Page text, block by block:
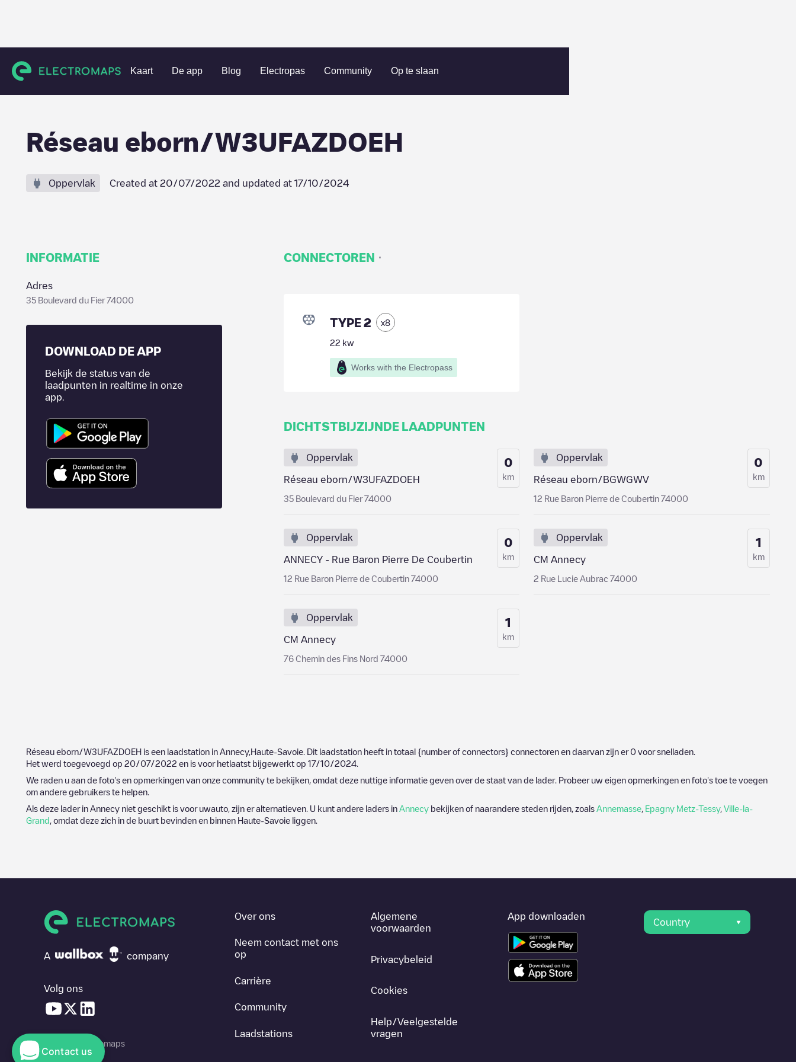
Kaart De app Blog Electropas Community Op te slaan
Charging stations Frankrijk Haute-Savoie Annecy Réseau eborn/W3UFAZDOEH
Réseau eborn/W3UFAZDOEH
Oppervlak Created at 20/07/2022 and updated at 17/10/2024
INFORMATIE
Adres
35 Boulevard du Fier 74000
DOWNLOAD DE APP
Bekijk de status van de
laadpunten in realtime in onze
app.
CONNECTOREN ·
TYPE 2 x8
22 kw
Works with the Electropass
DICHTSTBIJZIJNDE LAADPUNTEN
Oppervlak
Réseau eborn/W3UFAZDOEH
35 Boulevard du Fier 74000
0
km
Oppervlak
Réseau eborn/BGWGWV
12 Rue Baron Pierre de Coubertin 74000
0
km
Oppervlak
ANNECY - Rue Baron Pierre De Coubertin
12 Rue Baron Pierre de Coubertin 74000
0
km
Oppervlak
CM Annecy
2 Rue Lucie Aubrac 74000
1
km
Oppervlak
CM Annecy
76 Chemin des Fins Nord 74000
1
km
Réseau eborn/W3UFAZDOEH is een laadstation in Annecy, Haute-Savoie . Dit laadstation heeft in totaal {number of connectors} connectoren en daarvan zijn er 0 voor snelladen.
Het werd toegevoegd op 20/07/2022 en is voor hetlaatst bijgewerkt op 17/10/2024
We raden u aan de foto's en opmerkingen van onze community te bekijken, omdat deze nuttige informatie geven over de staat van de lader. Probeer uw eigen opmerkingen en foto's toe te voegen
om andere gebruikers te helpen.
Als deze lader in Annecy niet geschikt is voor uwauto, zijn er alternatieven. U kunt andere laders in Annecy bekijken of naarandere steden rijden, zoals Annemasse Epagny Metz-Tessy, Ville-la-
Grand , omdat deze zich in de buurt bevinden en binnen Haute-Savoie liggen.
A company
Volg ons
© 2026 Electromaps
Over ons
Neem contact met ons
op
Carrière
Community
Laadstations
Algemene
voorwaarden
Privacybeleid
Cookies
Help/Veelgestelde
vragen
App downloaden
Country
Contact us